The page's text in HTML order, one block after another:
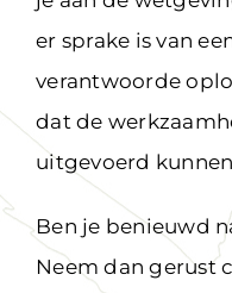
er sprake is van
verantwoorde
dat de
uitgevoerd
Ben je benieuwd
Neem dan gerust